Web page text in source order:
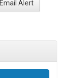
Email Alert